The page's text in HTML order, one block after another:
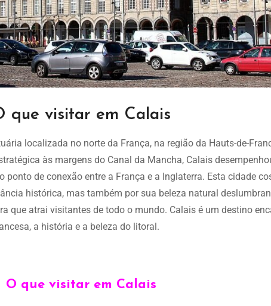
que visitar em Calais
localizada no norte da França, na região da Hauts-de-
às margens do Canal da Mancha, Calais
de conexão entre a França e a Inglaterra. Esta cidade
histórica, mas também por sua beleza natural
que atrai visitantes de todo o mundo. Calais é um destino
a história e a beleza do litoral.
O que visitar em Calais